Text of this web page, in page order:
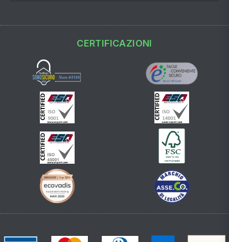
CERTIFICAZIONI